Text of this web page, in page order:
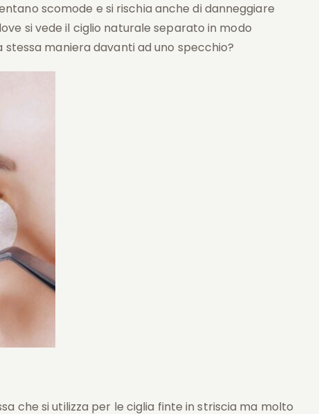
scomode e si rischia anche di danneggiare
si vede il ciglio naturale separato in modo
maniera davanti ad uno specchio?
che si utilizza per le ciglia finte in striscia ma molto